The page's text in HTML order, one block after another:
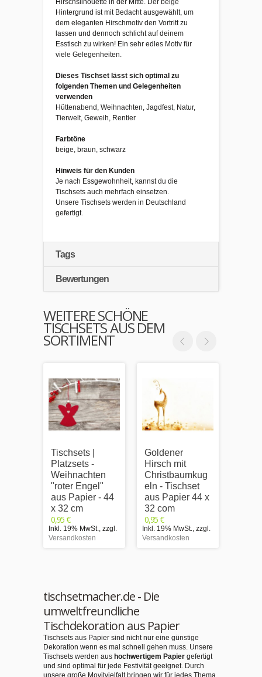
Hirschsilhouette in der Mitte. Der beige
Hintergrund ist mit Bedacht ausgewählt, um
dem eleganten Hirschmotiv den Vortritt zu
lassen und dennoch schlicht auf deinem
Esstisch zu wirken! Ein sehr edles Motiv für
viele Gelegenheiten.
Dieses Tischset lässt sich optimal zu
folgenden Themen und Gelegenheiten
verwenden
Hüttenabend, Weihnachten, Jagdfest, Natur,
Tierwelt, Geweih, Rentier
Farbtöne
beige, braun, schwarz
Hinweis für den Kunden
Je nach Essgewohnheit, kannst du die
Tischsets auch mehrfach einsetzen.
Unsere Tischsets werden in Deutschland
gefertigt.
Tags
Bewertungen
WEITERE SCHÖNE
TISCHSETS AUS DEM
SORTIMENT
Tischsets |
Platzsets -
Weihnachten
"roter Engel"
aus Papier - 44
x 32 cm
0,95 €
Inkl. 19% MwSt., zzgl.
Versandkosten
Goldener
Hirsch mit
Christbaumkug
eln - Tischset
aus Papier 44 x
32 com
0,95 €
Inkl. 19% MwSt., zzgl.
Versandkosten
tischsetmacher.de - Die
umweltfreundliche
Tischdekoration aus Papier
Tischsets aus Papier sind nicht nur eine günstige
Dekoration wenn es mal schnell gehen muss. Unsere
Tischsets werden aus hochwertigem Papier gefertigt
und sind optimal für jede Festivität geeignet. Durch